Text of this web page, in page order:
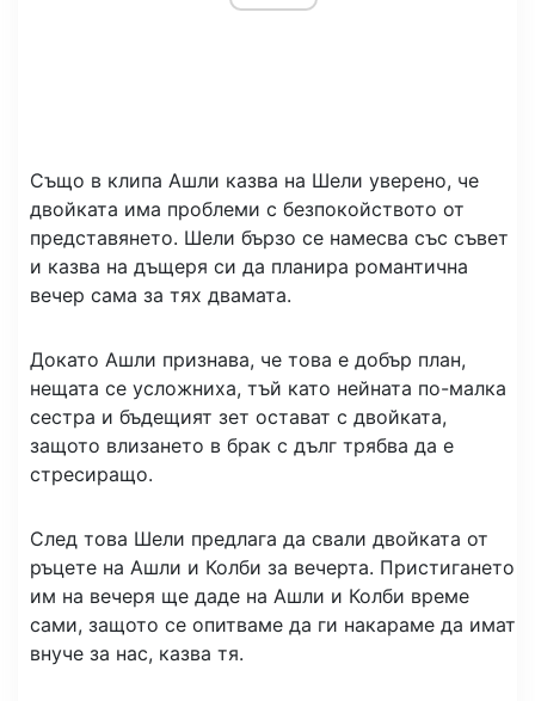
Също в клипа Ашли казва на Шели уверено, че
двойката има проблеми с безпокойството от
представянето. Шели бързо се намесва със съвет
и казва на дъщеря си да планира романтична
вечер сама за тях двамата.
Докато Ашли признава, че това е добър план,
нещата се усложниха, тъй като нейната по-малка
сестра и бъдещият зет остават с двойката,
защото влизането в брак с дълг трябва да е
стресиращо.
След това Шели предлага да свали двойката от
ръцете на Ашли и Колби за вечерта. Пристигането
им на вечеря ще даде на Ашли и Колби време
сами, защото се опитваме да ги накараме да имат
внуче за нас, казва тя.